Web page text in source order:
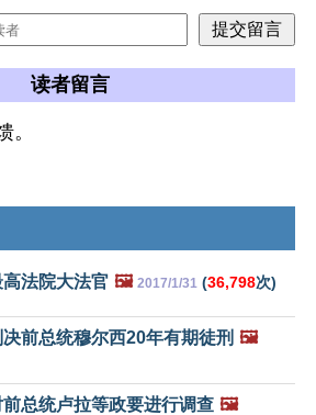
读者留言
。
法院大法官 🖼️ 2017/1/31 (36,798次)
前总统穆尔西20年有期徒刑 🖼️
总统卢拉等政要进行调查 🖼️